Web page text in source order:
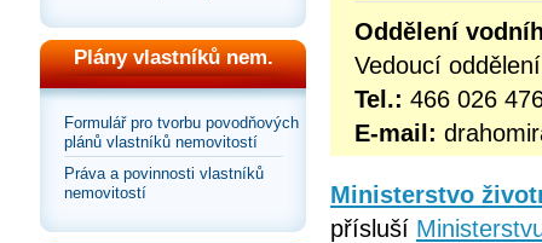
Plány vlastníků nem.
Formulář pro tvorbu povodňových
plánů vlastníků nemovitostí
Práva a povinnosti vlastníků
nemovitostí
Oddělení
Vedoucí
Tel.: 466 026
E-mail:
Ministerstvo
přísluší